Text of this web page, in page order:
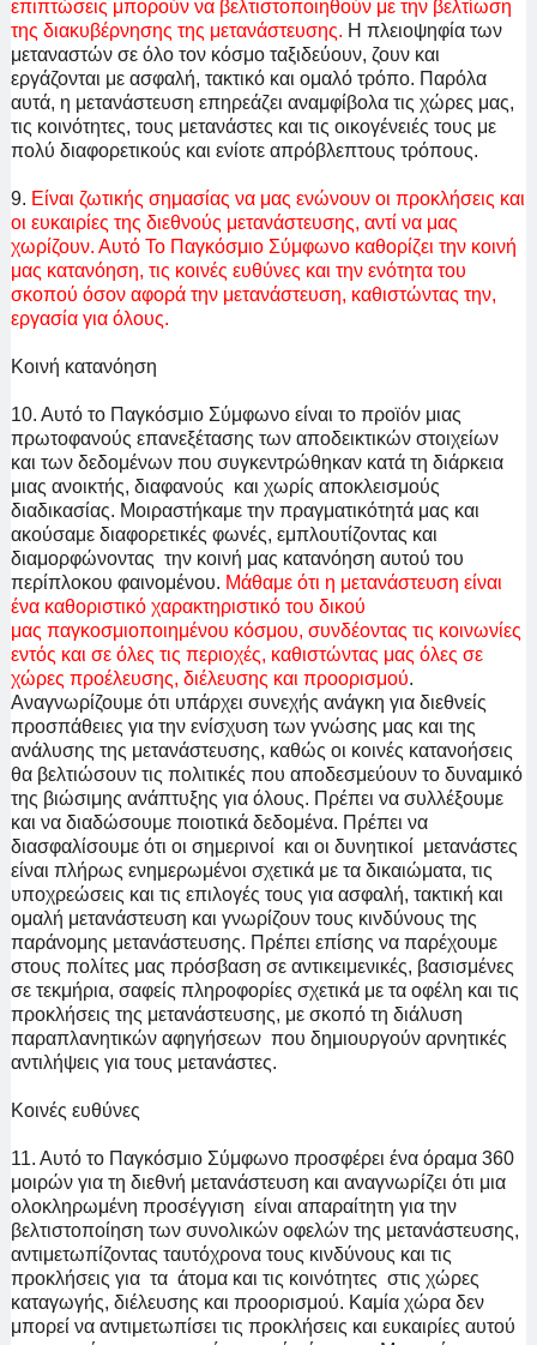
επιπτώσεις μπορούν να βελτιστοποιηθούν με την βελτίωση
της διακυβέρνησης της μετανάστευσης. Η πλειοψηφία των
μεταναστών σε όλο τον κόσμο ταξιδεύουν, ζουν και
εργάζονται με ασφαλή, τακτικό και ομαλό τρόπο. Παρόλα
αυτά, η μετανάστευση επηρεάζει αναμφίβολα τις χώρες μας,
τις κοινότητες, τους μετανάστες και τις οικογένειές τους με
πολύ διαφορετικούς και ενίοτε απρόβλεπτους τρόπους.
9. Είναι ζωτικής σημασίας να μας ενώνουν οι προκλήσεις και
οι ευκαιρίες της διεθνούς μετανάστευσης, αντί να μας
χωρίζουν. Αυτό Το Παγκόσμιο Σύμφωνο καθορίζει την κοινή
μας κατανόηση, τις κοινές ευθύνες και την ενότητα του
σκοπού όσον αφορά την μετανάστευση, καθιστώντας την,
εργασία για όλους.
Κοινή κατανόηση
10. Αυτό το Παγκόσμιο Σύμφωνο είναι το προϊόν μιας
πρωτοφανούς επανεξέτασης των αποδεικτικών στοιχείων
και των δεδομένων που συγκεντρώθηκαν κατά τη διάρκεια
μιας ανοικτής, διαφανούς και χωρίς αποκλεισμούς
διαδικασίας. Μοιραστήκαμε την πραγματικότητά μας και
ακούσαμε διαφορετικές φωνές, εμπλουτίζοντας και
διαμορφώνοντας την κοινή μας κατανόηση αυτού του
περίπλοκου φαινομένου. Μάθαμε ότι η μετανάστευση είναι
ένα καθοριστικό χαρακτηριστικό του δικού
μας παγκοσμιοποιημένου κόσμου, συνδέοντας τις κοινωνίες
εντός και σε όλες τις περιοχές, καθιστώντας μας όλες σε
χώρες προέλευσης, διέλευσης και προορισμού.
Αναγνωρίζουμε ότι υπάρχει συνεχής ανάγκη για διεθνείς
προσπάθειες για την ενίσχυση των γνώσης μας και της
ανάλυσης της μετανάστευσης, καθώς οι κοινές κατανοήσεις
θα βελτιώσουν τις πολιτικές που αποδεσμεύουν το δυναμικό
της βιώσιμης ανάπτυξης για όλους. Πρέπει να συλλέξουμε
και να διαδώσουμε ποιοτικά δεδομένα. Πρέπει να
διασφαλίσουμε ότι οι σημερινοί και οι δυνητικοί μετανάστες
είναι πλήρως ενημερωμένοι σχετικά με τα δικαιώματα, τις
υποχρεώσεις και τις επιλογές τους για ασφαλή, τακτική και
ομαλή μετανάστευση και γνωρίζουν τους κινδύνους της
παράνομης μετανάστευσης. Πρέπει επίσης να παρέχουμε
στους πολίτες μας πρόσβαση σε αντικειμενικές, βασισμένες
σε τεκμήρια, σαφείς πληροφορίες σχετικά με τα οφέλη και τις
προκλήσεις της μετανάστευσης, με σκοπό τη διάλυση
παραπλανητικών αφηγήσεων που δημιουργούν αρνητικές
αντιλήψεις για τους μετανάστες.
Κοινές ευθύνες
11. Αυτό το Παγκόσμιο Σύμφωνο προσφέρει ένα όραμα 360
μοιρών για τη διεθνή μετανάστευση και αναγνωρίζει ότι μια
ολοκληρωμένη προσέγγιση είναι απαραίτητη για την
βελτιστοποίηση των συνολικών οφελών της μετανάστευσης,
αντιμετωπίζοντας ταυτόχρονα τους κινδύνους και τις
προκλήσεις για τα άτομα και τις κοινότητες στις χώρες
καταγωγής, διέλευσης και προορισμού. Καμία χώρα δεν
μπορεί να αντιμετωπίσει τις προκλήσεις και ευκαιρίες αυτού